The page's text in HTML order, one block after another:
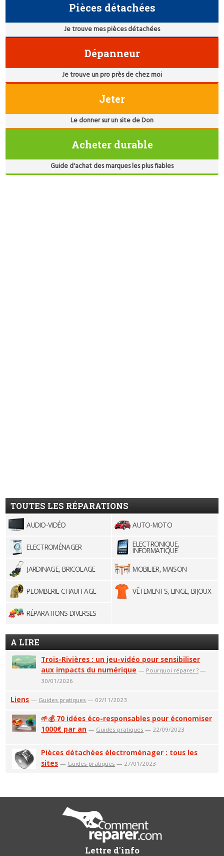
Pièces détachées
Je trouve mes pièces détachées
Dépanneur
Je trouve un pro près de chez moi
Jeter
Le donner sur un site de Don
Acheter durable
Guide d'achat des marques les plus fiables
TOUTES LES RÉPARATIONS
AUDIO-VIDÉO AUTO-MOTO
ELECTROMÉNAGER ELECTRONIQUE,
INFORMATIQUE
JARDINAGE, BRICOLAGE
MOBILIER, MAISON
PLOMBERIE-CHAUFFAGE VÊTEMENTS, LINGE, BIJOUX
RÉPARATIONS DIVERSES
A LIRE
Trois-Rivières : un jeu-vidéo pour sensibiliser
aux impacts du numérique — Pourquoi réparer ? —
30/01/2026
Liens — Guides pratiques — 02/11/2023
🌱💰 70 idées éco-responsables pour économiser
1000€ par an — Guides pratiques — 22/09/2023
Pièces détachées électroménager : tous les
sites — Guides pratiques — 27/01/2023
Lettre d'info